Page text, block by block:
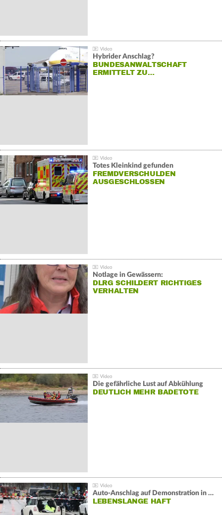
Hybrider Anschlag?
BUNDESANWALTSCHAFT
ERMITTELT ZU…
Totes Kleinkind gefunden
FREMDVERSCHULDEN
AUSGESCHLOSSEN
Notlage in Gewässern:
DLRG SCHILDERT RICHTIGES
VERHALTEN
Die gefährliche Lust auf Abkühlung
DEUTLICH MEHR BADETOTE
Auto-Anschlag auf Demonstration in München:
LEBENSLANGE HAFT